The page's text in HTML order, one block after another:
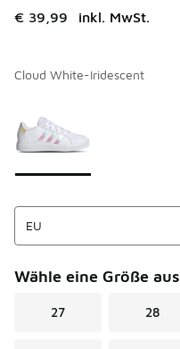
€ 39,99 inkl. MwSt.
Cloud White-Iridescent
Wähle eine Größe aus
27 28